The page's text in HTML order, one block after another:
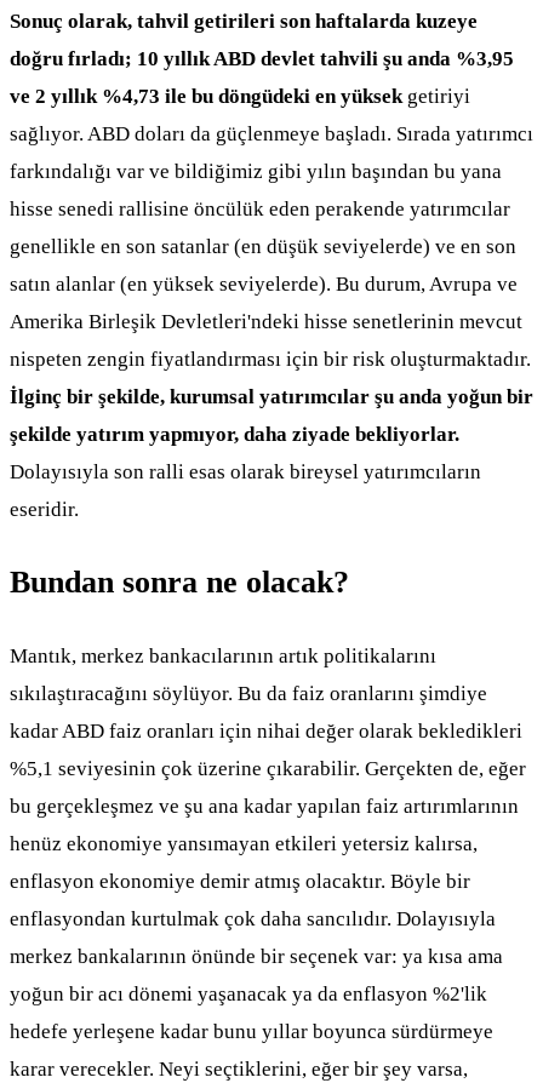
Sonuç olarak, tahvil getirileri son haftalarda kuzeye
doğru fırladı; 10 yıllık ABD devlet tahvili şu anda %3,95
ve 2 yıllık %4,73 ile bu döngüdeki en yüksek getiriyi
sağlıyor. ABD doları da güçlenmeye başladı. Sırada yatırımcı
farkındalığı var ve bildiğimiz gibi yılın başından bu yana
hisse senedi rallisine öncülük eden perakende yatırımcılar
genellikle en son satanlar (en düşük seviyelerde) ve en son
satın alanlar (en yüksek seviyelerde). Bu durum, Avrupa ve
Amerika Birleşik Devletleri'ndeki hisse senetlerinin mevcut
nispeten zengin fiyatlandırması için bir risk oluşturmaktadır.
İlginç bir şekilde, kurumsal yatırımcılar şu anda yoğun bir
şekilde yatırım yapmıyor, daha ziyade bekliyorlar.
Dolayısıyla son ralli esas olarak bireysel yatırımcıların
eseridir.
Bundan sonra ne olacak?
Mantık, merkez bankacılarının artık politikalarını
sıkılaştıracağını söylüyor. Bu da faiz oranlarını şimdiye
kadar ABD faiz oranları için nihai değer olarak bekledikleri
%5,1 seviyesinin çok üzerine çıkarabilir. Gerçekten de, eğer
bu gerçekleşmez ve şu ana kadar yapılan faiz artırımlarının
henüz ekonomiye yansımayan etkileri yetersiz kalırsa,
enflasyon ekonomiye demir atmış olacaktır. Böyle bir
enflasyondan kurtulmak çok daha sancılıdır. Dolayısıyla
merkez bankalarının önünde bir seçenek var: ya kısa ama
yoğun bir acı dönemi yaşanacak ya da enflasyon %2'lik
hedefe yerleşene kadar bunu yıllar boyunca sürdürmeye
karar verecekler. Neyi seçtiklerini, eğer bir şey varsa,